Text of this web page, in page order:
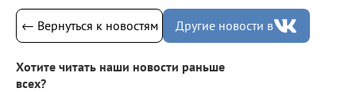
← Вернуться к новостям Другие новости в
Хотите читать наши новости раньше
всех?